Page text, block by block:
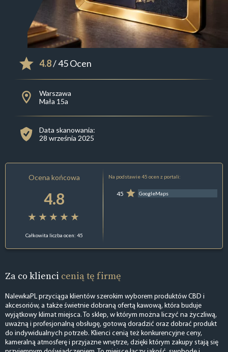
4.8/ 45 Ocen
Warszawa
Mała 15a
Data skanowania:
28 września 2025
Ocena końcowa
4.8
Całkowita liczba ocen: 45
Na podstawie 45 ocen z portali:
45 GoogleMaps
Za co klienci cenią tę firmę
NalewkaPL przyciąga klientów szerokim wyborem produktów CBD i
akcesoriów, a także świetnie dobraną ofertą kawową, która buduje
wyjątkowy klimat miejsca. To sklep, w którym można liczyć na życzliwą,
uważną i profesjonalną obsługę, gotową doradzić oraz dobrać produkt
do indywidualnych potrzeb. Klienci cenią też konkurencyjne ceny,
kameralną atmosferę i przyjazne wnętrze, dzięki którym zakupy stają się